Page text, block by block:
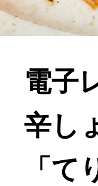
電子
辛し
「